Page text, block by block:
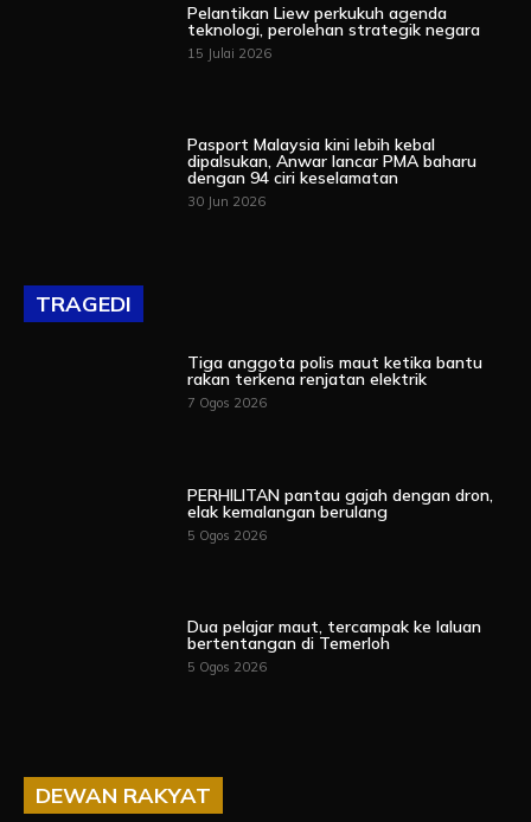
Pelantikan Liew perkukuh agenda
teknologi, perolehan strategik negara
15 Julai 2026
Pasport Malaysia kini lebih kebal
dipalsukan, Anwar lancar PMA baharu
dengan 94 ciri keselamatan
30 Jun 2026
TRAGEDI
Tiga anggota polis maut ketika bantu
rakan terkena renjatan elektrik
7 Ogos 2026
PERHILITAN pantau gajah dengan dron,
elak kemalangan berulang
5 Ogos 2026
Dua pelajar maut, tercampak ke laluan
bertentangan di Temerloh
5 Ogos 2026
DEWAN RAKYAT